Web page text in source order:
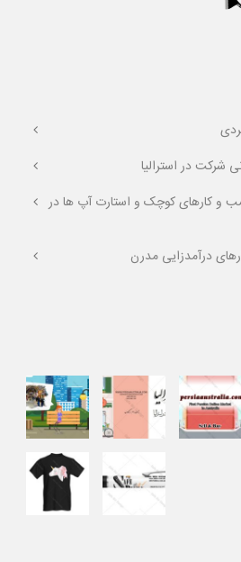
شرکت در استرالیا
و کارهای کوچک و استارت آپ ها در
درآمدزایی مدرن